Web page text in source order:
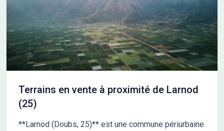
Terrains en vente à proximité de Larnod
(25)
**Larnod (Doubs, 25)** est une commune périurbaine